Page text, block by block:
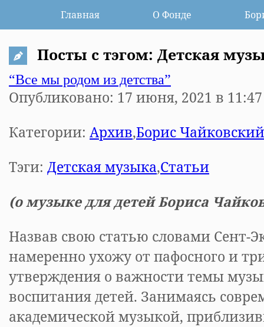
Главная О Фонде
Посты с тэгом: Детская
“Все мы родом из детства”
Опубликовано: 17 июня, 2021 в
Категории: Архив,Борис Чайковский
Тэги: Детская музыка,Статьи
(о музыкeдля детей Бориса
Назвав свою статью словами Сент-
намеренно ухожу от пафосного и
утверждения о важности темы
воспитания детей. Занимаясь
академической музыкой,